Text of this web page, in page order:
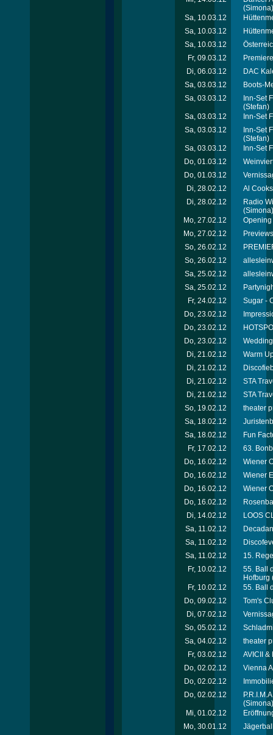
(Simona)
Sa, 10.03.12
Sa, 10.03.12
Sa, 10.03.12
Fr, 09.03.12
Di, 06.03.12
DAC
Sa, 03.03.12
Boots-
Sa, 03.03.12
Inn-Set
(Stefan)
Sa, 03.03.12
Inn-Set
Sa, 03.03.12
Inn-Set
(Stefan)
Sa, 03.03.12
Inn-Set
Do, 01.03.12
Do, 01.03.12
Di, 28.02.12
Al
Di, 28.02.12
Radio
(Simona)
Mo, 27.02.12
Mo, 27.02.12
So, 26.02.12
So, 26.02.12
Sa, 25.02.12
Sa, 25.02.12
Fr, 24.02.12
Sugar -
Do, 23.02.12
Do, 23.02.12
Do, 23.02.12
Di, 21.02.12
Warm
Di, 21.02.12
Di, 21.02.12
STA
Di, 21.02.12
STA
So, 19.02.12
theater
Sa, 18.02.12
Sa, 18.02.12
Fun
Fr, 17.02.12
63.
Do, 16.02.12
Wiener
Do, 16.02.12
Wiener
Do, 16.02.12
Wiener
Do, 16.02.12
Di, 14.02.12
LOOS
Sa, 11.02.12
Sa, 11.02.12
Sa, 11.02.12
15.
Fr, 10.02.12
55. Ball
Hofburg
Fr, 10.02.12
55. Ball
Do, 09.02.12
Tom's
Di, 07.02.12
So, 05.02.12
Sa, 04.02.12
theater
Fr, 03.02.12
AVICII
Do, 02.02.12
Vienna
Do, 02.02.12
Do, 02.02.12
(Simona)
Mi, 01.02.12
Mo, 30.01.12